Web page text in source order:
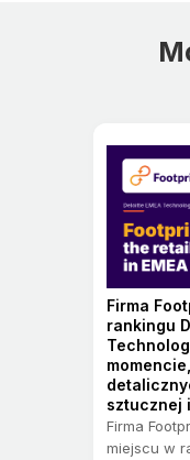
Firma
rankingu
sztucznej
Firma
miejscu w